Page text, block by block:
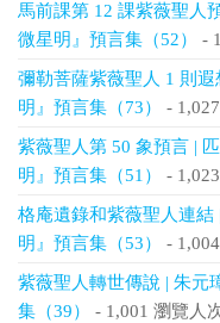
馬前課第 12 課紫薇聖人
微星明』預言集（52）
-
彌勒菩薩紫薇聖人 1 則
明』預言集（73）
-
紫薇聖人第 50 象預言 |
明』預言集（51）
-
格庵遺錄和紫薇聖人連結
明』預言集（53）
-
紫薇聖人轉世傳說 | 朱元
集（39）
- 1,001 瀏覽人